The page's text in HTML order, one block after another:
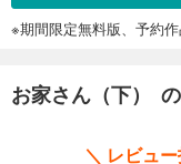
※期間限定無料版、予約
お家さん（下）
＼ レビュ